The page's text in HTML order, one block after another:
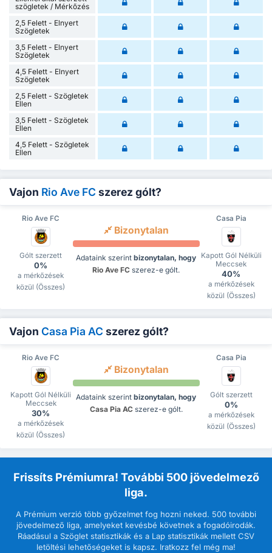
szögletek / Mérkőzés
2,5 Felett - Elnyert
Szögletek
3,5 Felett - Elnyert
Szögletek
4,5 Felett - Elnyert
Szögletek
2,5 Felett - Szögletek
Ellen
3,5 Felett - Szögletek
Ellen
4,5 Felett - Szögletek
Ellen
Vajon Rio Ave FC szerez gólt?
Rio Ave FC Casa Pia
Gólt szerzett
0%
a mérkőzések
közül (Összes)
Bizonytalan
Adataink szerint bizonytalan, hogy
Rio Ave FC szerez-e gólt.
Kapott Gól Nélküli
Meccsek
40%
a mérkőzések
közül (Összes)
Vajon Casa Pia AC szerez gólt?
Rio Ave FC Casa Pia
Kapott Gól Nélküli
Meccsek
30%
a mérkőzések
közül (Összes)
Bizonytalan
Adataink szerint bizonytalan, hogy
Casa Pia ACszerez-e gólt.
Gólt szerzett
0%
a mérkőzések
közül (Összes)
Frissíts Prémiumra! További 500 jövedelmező
liga.
A Prémium verzió több győzelmet fog hozni neked. 500 további
jövedelmező liga, amelyeket kevésbé követnek a fogadóirodák.
Ráadásul a Szöglet statisztikák és a Lap statisztikák mellett CSV
letöltési lehetőségeket is kapsz. Iratkozz fel még ma!